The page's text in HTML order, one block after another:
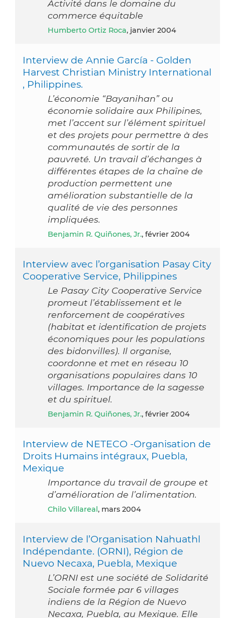
Activité dans le domaine du
commerce équitable
Humberto Ortiz Roca, janvier 2004
Interview de Annie García - Golden
Harvest Christian Ministry International
, Philippines.
L’économie “Bayanihan” ou
économie solidaire aux Philipines,
met l’accent sur l’élément spirituel
et des projets pour permettre à des
communautés de sortir de la
pauvreté. Un travail d’échanges à
différentes étapes de la chaîne de
production permettent une
amélioration substantielle de la
qualité de vie des personnes
impliquées.
Benjamin R. Quiñones, Jr., février 2004
Interview avec l’organisation Pasay City
Cooperative Service, Philippines
Le Pasay City Cooperative Service
promeut l’établissement et le
renforcement de coopératives
(habitat et identification de projets
économiques pour les populations
des bidonvilles). Il organise,
coordonne et met en réseau 10
organisations populaires dans 10
villages. Importance de la sagesse
et du spirituel.
Benjamin R. Quiñones, Jr., février 2004
Interview de NETECO -Organisation de
Droits Humains intégraux, Puebla,
Mexique
Importance du travail de groupe et
d’amélioration de l’alimentation.
Chilo Villareal , mars 2004
Interview de l’Organisation Nahuathl
Indépendante. (ORNI), Région de
Nuevo Necaxa, Puebla, Mexique
L’ORNI est une société de Solidarité
Sociale formée par 6 villages
indiens de la Région de Nuevo
Necaxa, Puebla, au Mexique. Elle